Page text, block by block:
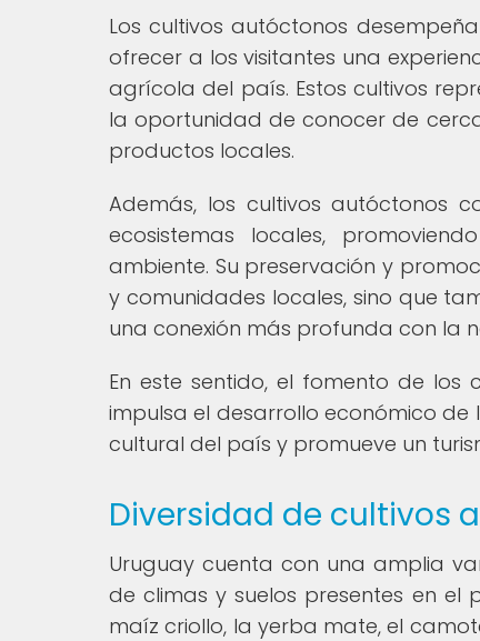
Los cultivos autóctonos
ofrecer a los visitantes una
agrícola del país. Estos cultivos
la oportunidad de conocer de
productos locales.
Además, los cultivos autóctonos
ecosistemas locales,
ambiente. Su preservación y
y comunidades locales, sino que
una conexión más profunda con la
En este sentido, el fomento de
impulsa el desarrollo económico
cultural del país y promueve un
Diversidad de cultivos
Uruguay cuenta con una amplia
de climas y suelos presentes en el
maíz criollo, la yerba mate, el